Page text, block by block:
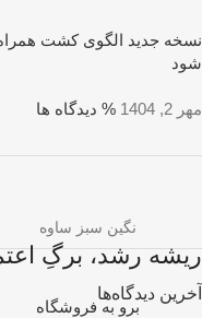
نسخه جدید الگوی کشت
شود
مهر 2, 1404 % دیدگاه ها
نگین سبز ساوه
ریشه رشد، برگِ
برو به فروشگاه
آخرین دیدگاه‌ها